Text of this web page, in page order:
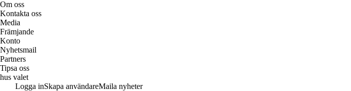
Om oss
Kontakta oss
Media
Främjande
Konto
Nyhetsmail
Partners
Tipsa oss
hus valet
Logga inSkapa användareMaila nyheter